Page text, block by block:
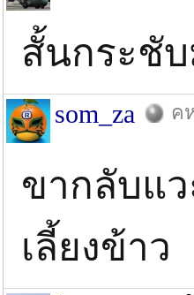
สั้นกระชั
som_za ค
ขากลับแว
เลี้ยงข้าว